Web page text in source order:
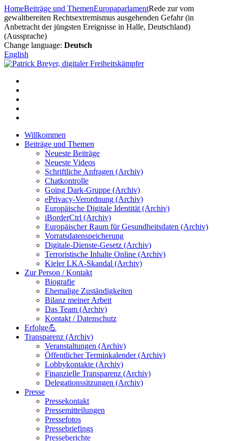
Zum
Inhalt
springen
HomeBeiträge und ThemenEuropaparlamentRede zur vom
gewaltbereiten Rechtsextremismus ausgehenden Gefahr (in
Anbetracht der jüngsten Ereignisse in Halle, Deutschland)
(Aussprache)
Change language: Deutsch
English
Willkommen
Beiträge und Themen
Neueste Beiträge
Neueste Videos
Schriftliche Anfragen (Archiv)
Chatkontrolle
Going Dark-Gruppe (Archiv)
ePrivacy-Verordnung (Archiv)
Europäische Digitale Identität (Archiv)
iBorderCtrl (Archiv)
Europäischer Raum für Gesundheitsdaten (Archiv)
Vorratsdatenspeicherung
Digitale-Dienste-Gesetz (Archiv)
Terroristische Inhalte Online (Archiv)
Kieler LKA-Skandal (Archiv)
Zur Person / Kontakt
Biografie
Ehemalige Zuständigkeiten
Bilanz meiner Arbeit
Das Team (Archiv)
Kontakt / Datenschutz
Erfolge💪
Transparenz (Archiv)
Veranstaltungen (Archiv)
Öffentlicher Terminkalender (Archiv)
Lobbykontakte (Archiv)
Finanzielle Transparenz (Archiv)
Delegationssitzungen (Archiv)
Presse
Pressekontakt
Pressemitteilungen
Pressefotos
Pressebriefings
Presseberichte